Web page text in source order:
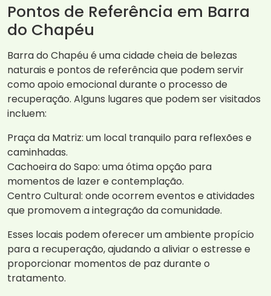
Pontos de Referência em Barra
do Chapéu
Barra do Chapéu é uma cidade cheia de belezas
naturais e pontos de referência que podem servir
como apoio emocional durante o processo de
recuperação. Alguns lugares que podem ser visitados
incluem:
Praça da Matriz: um local tranquilo para reflexões e
caminhadas.
Cachoeira do Sapo: uma ótima opção para
momentos de lazer e contemplação.
Centro Cultural: onde ocorrem eventos e atividades
que promovem a integração da comunidade.
Esses locais podem oferecer um ambiente propício
para a recuperação, ajudando a aliviar o estresse e
proporcionar momentos de paz durante o
tratamento.